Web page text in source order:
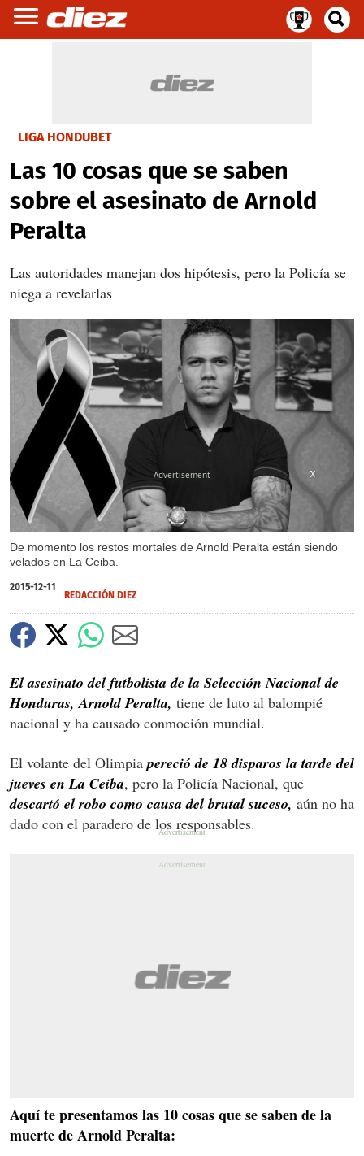
LIGA HONDUBET
Las 10 cosas que se saben
sobre el asesinato de Arnold
Peralta
Las autoridades manejan dos hipótesis, pero la Policía se
niega a revelarlas
De momento los restos mortales de Arnold Peralta están siendo
velados en La Ceiba.
X
X
X
2015-12-11
REDACCIÓN DIEZ
El asesinato del futbolista de la Selección Nacional de
Honduras, Arnold Peralta, tiene de luto al balompié
nacional y ha causado conmoción mundial.
El volante del Olimpia pereció de 18 disparos la tarde del
jueves en La Ceiba, pero la Policía Nacional, que
descartó el robo como causa del brutal suceso, aún no ha
dado con el paradero de los responsables.
Aquí te presentamos las 10 cosas que se saben de la
muerte de Arnold Peralta: